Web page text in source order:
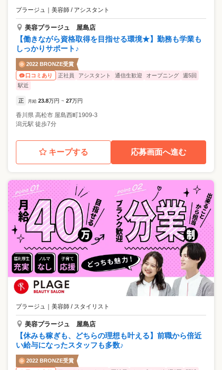
プラージュ 美容師 / アシスタント
美容プラージュ 屋島店
【働きながら資格取得を目指せる環境★】勤務も学業も
しっかりサポート♪
2022 BRONZE受賞
口コミあり
正社員 アシスタント 通信生歓迎 オープニング
週5回
駅近
正 月給 23.8万円 ~ 27万円
香川県 高松市 屋島西町1909-3
潟元駅 徒歩7分
キープする 応募画面へ進む
プラージュ 美容師 / スタイリスト
美容プラージュ 屋島店
【休みも稼ぎも、どちらの理想も叶える】前職から倍近
い給与になったスタッフも多数♪
2022 BRONZE受賞